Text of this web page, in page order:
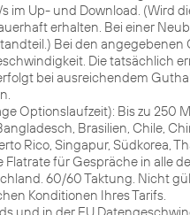
im Up- und Download. (Wird
erhalten. Bei einer
Bei den
Die tatsächlich
bei ausreichendem
Optionslaufzeit): Bis zu
Brasilien, Chile,
Rico, Singapur, Südkorea,
Flatrate für Gespräche in alle
60/60 Taktung. Nicht
Konditionen Ihres Tarifs.